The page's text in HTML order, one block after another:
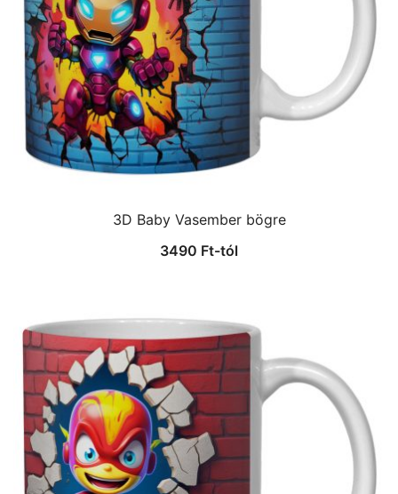
3D Baby Vasember bögre
3490 Ft-tól